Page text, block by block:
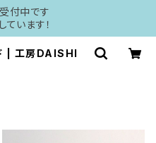
付中です
ています！
| 工房DAISHI